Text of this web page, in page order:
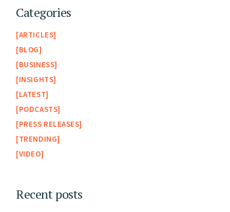
Categories
ARTICLES
BLOG
BUSINESS
INSIGHTS
LATEST
PODCASTS
PRESS RELEASES
TRENDING
VIDEO
Recent posts